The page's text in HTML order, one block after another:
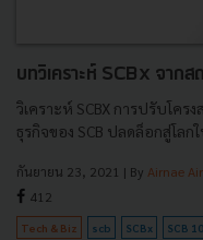
บทวิเคราะห์ SCBx จาก
วิเคราะห์ SCBX การปรับโคร
ธุรกิจของ SCB ปลดล็อกสู่โลก
กันยายน 23, 2021 | By Airnae Air
412
Tech & Biz scb SCBx SCB